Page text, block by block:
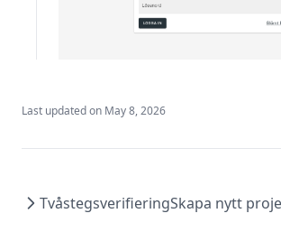
Last updated on May 8, 2026
TvåstegsverifieringSkapa nytt